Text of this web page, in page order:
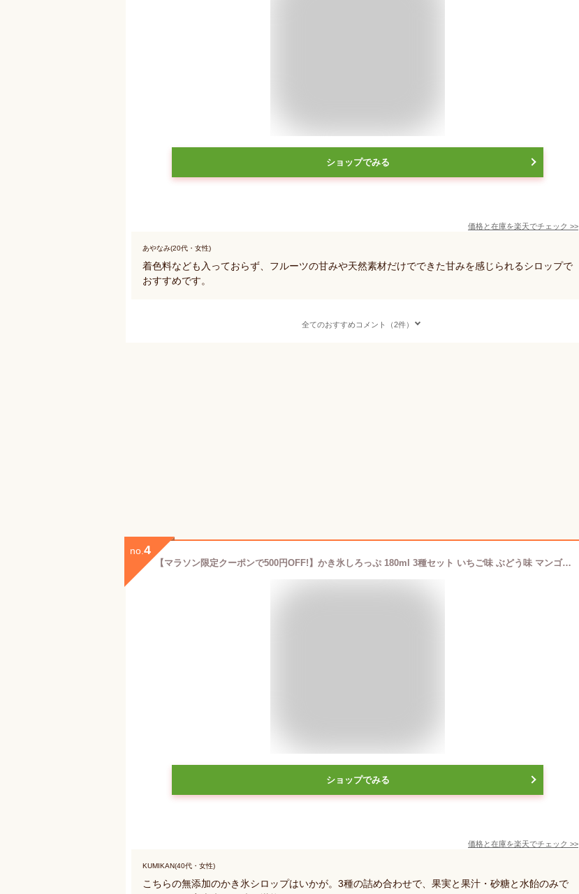
ショップでみる
価格と在庫を楽天でチェック >>
あやなみ(20代・女性)
着色料なども入っておらず、フルーツの甘みや天然素材だけでできた甘みを感じられるシロップで
おすすめです。
全てのおすすめコメント（2件）
no. 4
【マラソン限定クーポンで500円OFF!】かき氷しろっぷ 180ml 3種セット いちご味 ぶどう味 マンゴー味 カキ氷シロップ 無添加 フルーツバスケット
ショップでみる
価格と在庫を楽天でチェック >>
KUMIKAN(40代・女性)
こちらの無添加のかき氷シロップはいかが。3種の詰め合わせで、果実と果汁・砂糖と水飴のみで